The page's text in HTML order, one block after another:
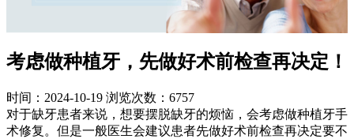
考虑做种植牙，先做好术前检查再决定！
时间：2024-10-19 浏览次数：6757
对于缺牙患者来说，想要摆脱缺牙的烦恼，会考虑做种植牙手
术修复。但是一般医生会建议患者先做好术前检查再决定要不